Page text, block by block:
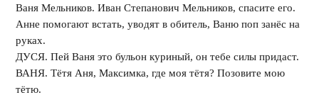
Ваня Мельников. Иван Степанович Мельников, спасите его.
Анне помогают встать, уводят в обитель, Ваню поп занёс на
руках.
ДУСЯ. Пей Ваня это бульон куриный, он тебе силы придаст.
ВАНЯ. Тётя Аня, Максимка, где моя тётя? Позовите мою
тётю.